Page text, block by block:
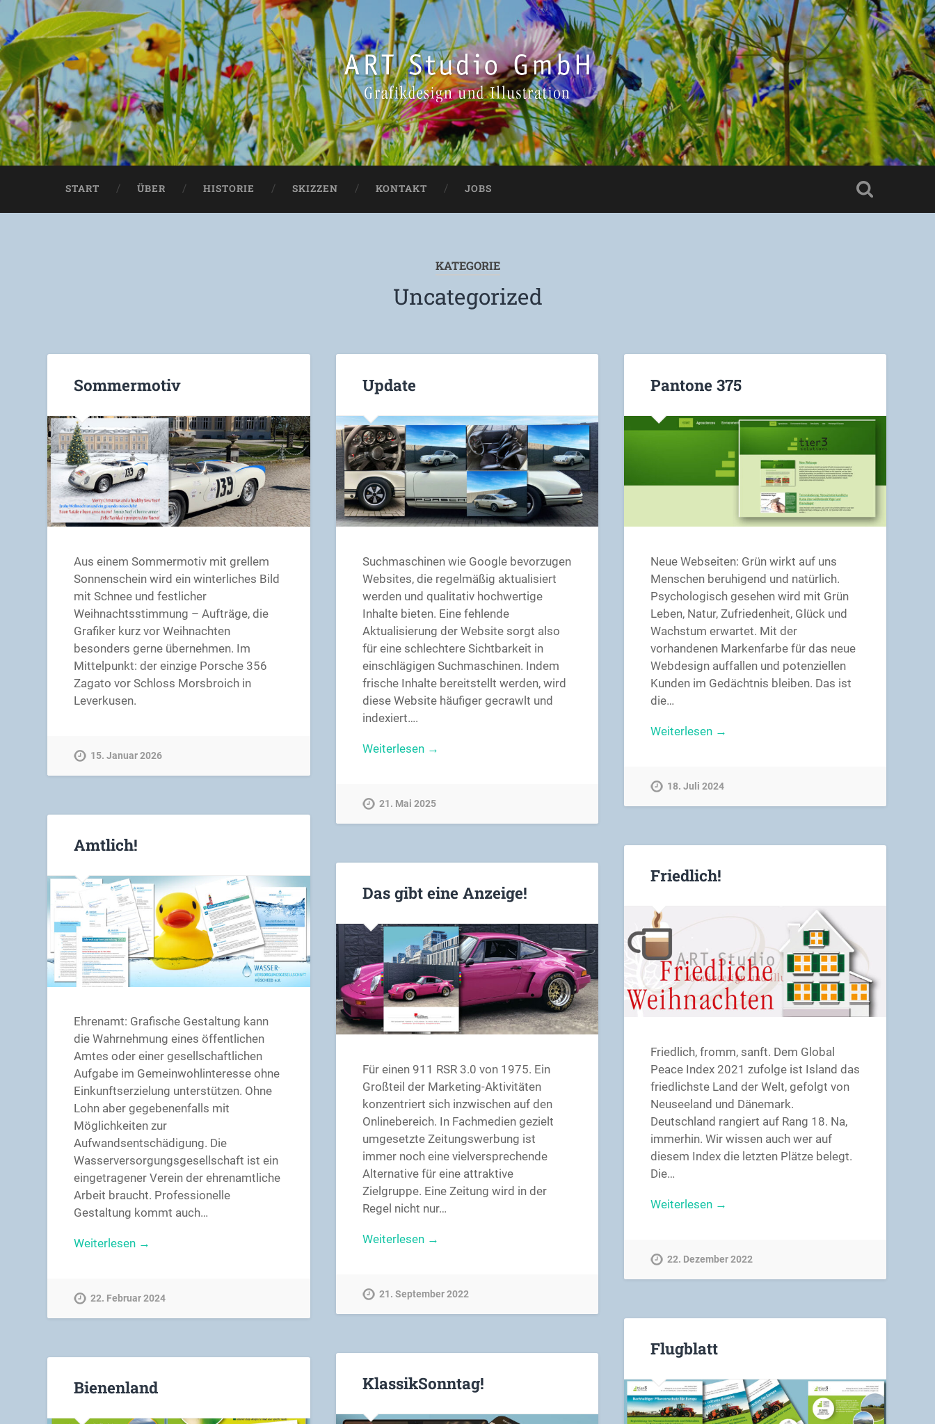
START ÜBER HISTORIE SKIZZEN KONTAKT JOBS
KATEGORIE
Uncategorized
Sommermotiv
Aus einem Sommermotiv mit grellem
Sonnenschein wird ein winterliches Bild
mit Schnee und festlicher
Weihnachtsstimmung – Aufträge, die
Grafiker kurz vor Weihnachten
besonders gerne übernehmen. Im
Mittelpunkt: der einzige Porsche 356
Zagato vor Schloss Morsbroich in
Leverkusen.
15. Januar 2026
Update
Suchmaschinen wie Google bevorzugen
Websites, die regelmäßig aktualisiert
werden und qualitativ hochwertige
Inhalte bieten. Eine fehlende
Aktualisierung der Website sorgt also
für eine schlechtere Sichtbarkeit in
einschlägigen Suchmaschinen. Indem
frische Inhalte bereitstellt werden, wird
diese Website häufiger gecrawlt und
indexiert….
Weiterlesen →
21. Mai 2025
Pantone 375
Neue Webseiten: Grün wirkt auf uns
Menschen beruhigend und natürlich.
Psychologisch gesehen wird mit Grün
Leben, Natur, Zufriedenheit, Glück und
Wachstum erwartet. Mit der
vorhandenen Markenfarbe für das neue
Webdesign auffallen und potenziellen
Kunden im Gedächtnis bleiben. Das ist
die…
Weiterlesen →
18. Juli 2024
Amtlich!
Ehrenamt: Grafische Gestaltung kann
die Wahrnehmung eines öffentlichen
Amtes oder einer gesellschaftlichen
Aufgabe im Gemeinwohlinteresse ohne
Einkunftserzielung unterstützen. Ohne
Lohn aber gegebenenfalls mit
Möglichkeiten zur
Aufwandsentschädigung. Die
Wasserversorgungsgesellschaft ist ein
eingetragener Verein der ehrenamtliche
Arbeit braucht. Professionelle
Gestaltung kommt auch…
Weiterlesen →
22. Februar 2024
Friedlich!
Friedlich, fromm, sanft. Dem Global
Peace Index 2021 zufolge ist Island das
friedlichste Land der Welt, gefolgt von
Neuseeland und Dänemark.
Deutschland rangiert auf Rang 18. Na,
immerhin. Wir wissen auch wer auf
diesem Index die letzten Plätze belegt.
Die…
Weiterlesen →
22. Dezember 2022
Das gibt eine Anzeige!
Für einen 911 RSR 3.0 von 1975. Ein
Großteil der Marketing-Aktivitäten
konzentriert sich inzwischen auf den
Onlinebereich. In Fachmedien gezielt
umgesetzte Zeitungswerbung ist
immer noch eine vielversprechende
Alternative für eine attraktive
Zielgruppe. Eine Zeitung wird in der
Regel nicht nur…
Weiterlesen →
21. September 2022
Flugblatt
KlassikSonntag!
Bienenland